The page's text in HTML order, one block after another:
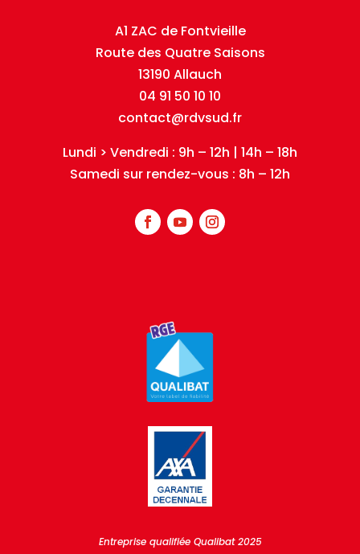
A1 ZAC de Fontvieille
Route des Quatre Saisons
13190 Allauch
04 91 50 10 10
contact@rdvsud.fr
Lundi > Vendredi : 9h – 12h | 14h – 18h
Samedi sur rendez-vous : 8h – 12h
Entreprise qualifiée Qualibat 2025